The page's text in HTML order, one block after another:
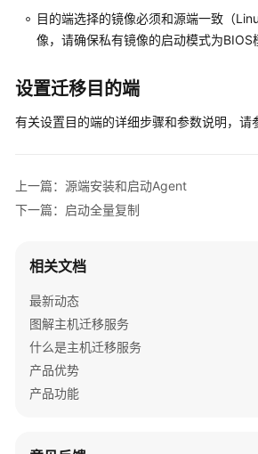
汇
为
云
间
迁
创
建
主
机
迁
移
目的端选择的镜像必须和源端一致（
像，请确保私有镜像的启动模式为BIOS
设置迁移目的端
有关设置目的端的详细步骤和参数说明，请
上一篇：源端安装和启动Agent
下一篇：启动全量复制
相关文档
最新动态
图解主机迁移服务
什么是主机迁移服务
产品优势
产品功能